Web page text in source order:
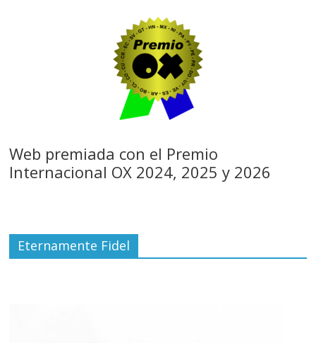
Web premiada con el Premio
Internacional OX 2024, 2025 y 2026
Eternamente Fidel